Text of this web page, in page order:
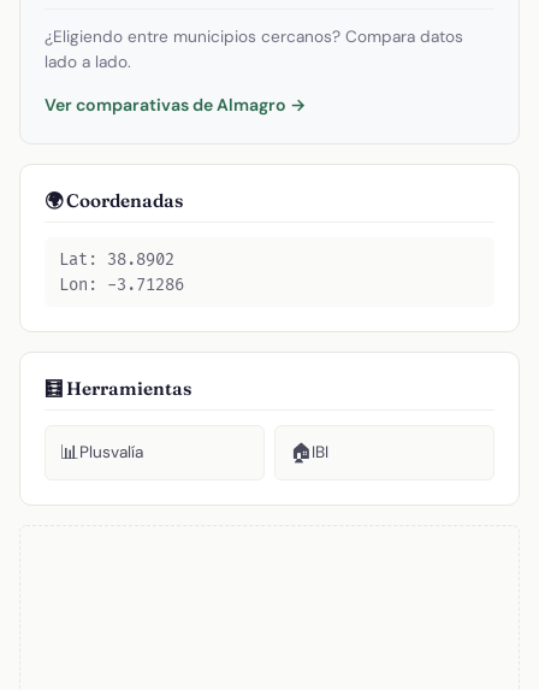
¿Eligiendo entre municipios cercanos? Compara datos
lado a lado.
Ver comparativas de Almagro →
🌍 Coordenadas
Lat: 38.8902
Lon: -3.71286
🧮 Herramientas
📊Plusvalía 🏠IBI